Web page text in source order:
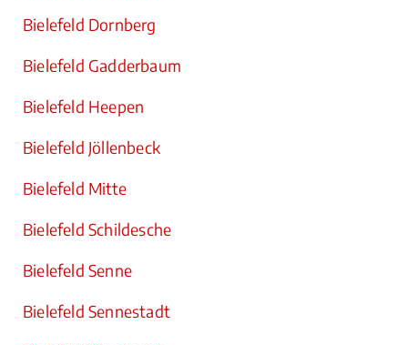
Bielefeld Dornberg
Bielefeld Gadderbaum
Bielefeld Heepen
Bielefeld Jöllenbeck
Bielefeld Mitte
Bielefeld Schildesche
Bielefeld Senne
Bielefeld Sennestadt